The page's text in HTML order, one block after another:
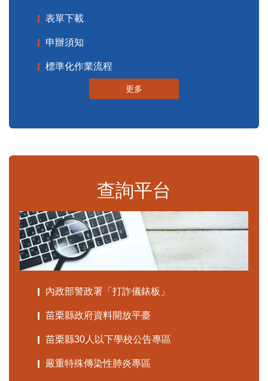
表單下載
申辦須知
標準化作業流程
更多
查詢平台
內政部警政署「打詐儀錶板」
苗栗縣政府資料開放平臺
苗栗縣30人以下學校公告專區
嚴重特殊傳染性肺炎專區